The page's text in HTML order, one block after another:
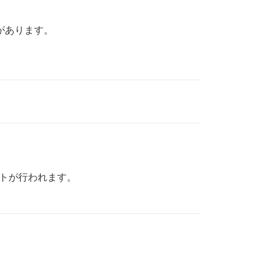
ります。
が行われます。